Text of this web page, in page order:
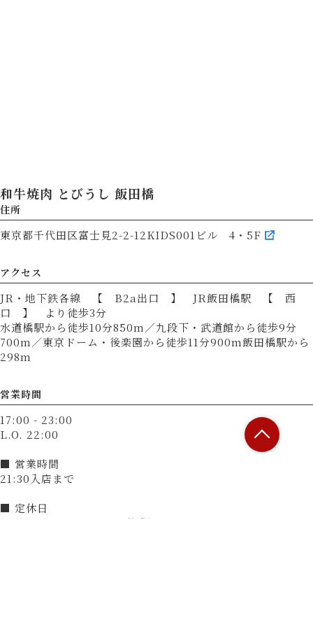
和牛焼肉 とびうし 飯田橋
住所
東京都千代田区富士見2-2-12KIDS001ビル 4・5F
アクセス
JR・地下鉄各線 【 B2a出口 】 JR飯田橋駅 【 西
口 】 より徒歩3分
水道橋駅から徒歩10分850m／九段下・武道館から徒歩9分
700m／東京ドーム・後楽園から徒歩11分900m飯田橋駅から
298m
営業時間
17:00 - 23:00
L.O. 22:00
■ 営業時間
21:30入店まで
■ 定休日
無（12月31日～1月3日は休業）